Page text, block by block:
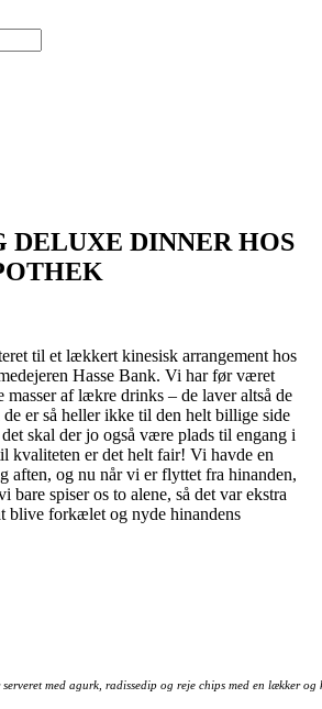
DELUXE DINNER HOS
til et lækkert kinesisk arrangement hos
Hasse Bank. Vi har før været
masser af lækre drinks – de laver altså de
de er så heller ikke til den helt billige side
skal der jo også være plads til engang i
kvaliteten er det helt fair! Vi havde en
aften, og nu når vi er flyttet fra hinanden,
bare spiser os to alene, så det var ekstra
blive forkælet og nyde hinandens
med agurk, radissedip og reje chips med en lækker